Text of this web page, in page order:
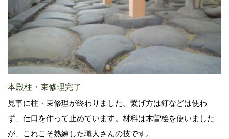
本殿柱・束修理完了
見事に柱・束修理が終わりました。繋げ方は釘などは使わ
ず、仕口を作って止めています。材料は木曽桧を使いました
が、これこそ熟練した職人さんの技です。